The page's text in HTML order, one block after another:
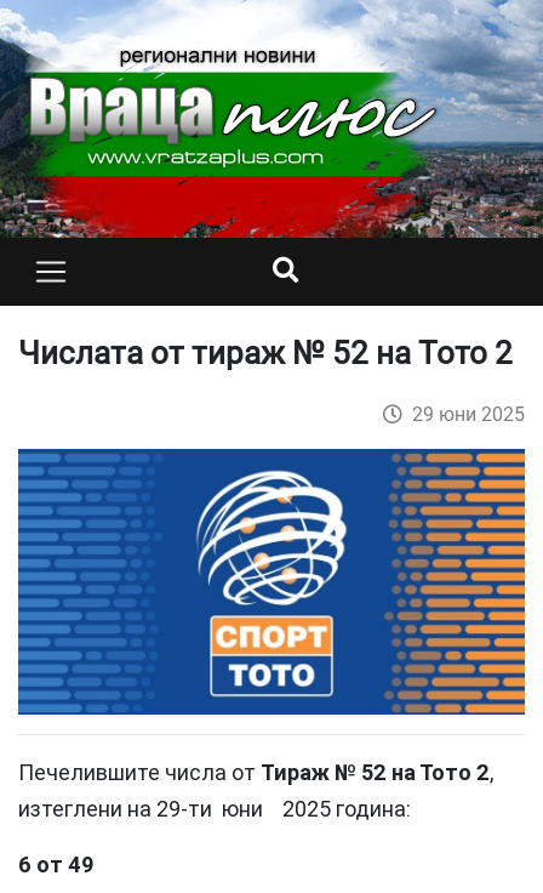
Числата от тираж № 52 на Тото 2
29 юни 2025
Печелившите числа от Тираж № 52 на Тото 2,
изтеглени на 29-ти юни 2025 година:
6 от 49